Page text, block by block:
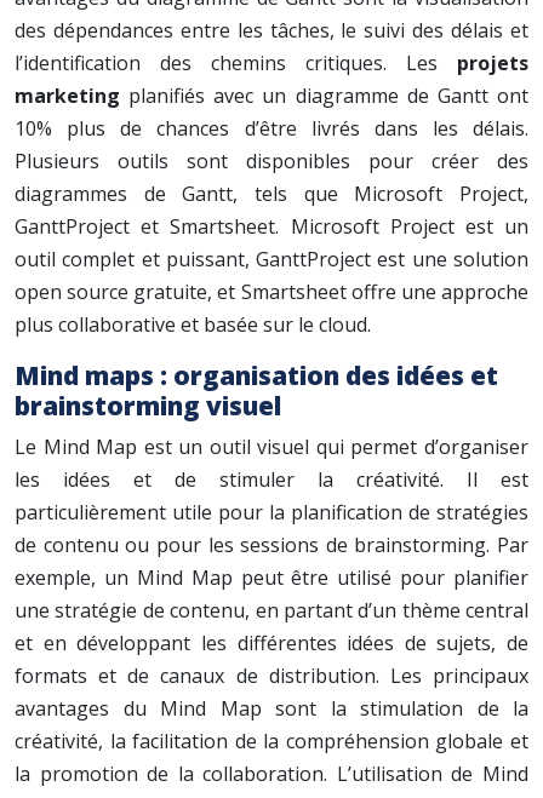
des dépendances entre les tâches, le suivi des délais et
l’identification des chemins critiques. Les projets
marketing planifiés avec un diagramme de Gantt ont
10% plus de chances d’être livrés dans les délais.
Plusieurs outils sont disponibles pour créer des
diagrammes de Gantt, tels que Microsoft Project,
GanttProject et Smartsheet. Microsoft Project est un
outil complet et puissant, GanttProject est une solution
open source gratuite, et Smartsheet offre une approche
plus collaborative et basée sur le cloud.
Mind maps : organisation des idées et
brainstorming visuel
Le Mind Map est un outil visuel qui permet d’organiser
les idées et de stimuler la créativité. Il est
particulièrement utile pour la planification de stratégies
de contenu ou pour les sessions de brainstorming. Par
exemple, un Mind Map peut être utilisé pour planifier
une stratégie de contenu, en partant d’un thème central
et en développant les différentes idées de sujets, de
formats et de canaux de distribution. Les principaux
avantages du Mind Map sont la stimulation de la
créativité, la facilitation de la compréhension globale et
la promotion de la collaboration. L’utilisation de Mind